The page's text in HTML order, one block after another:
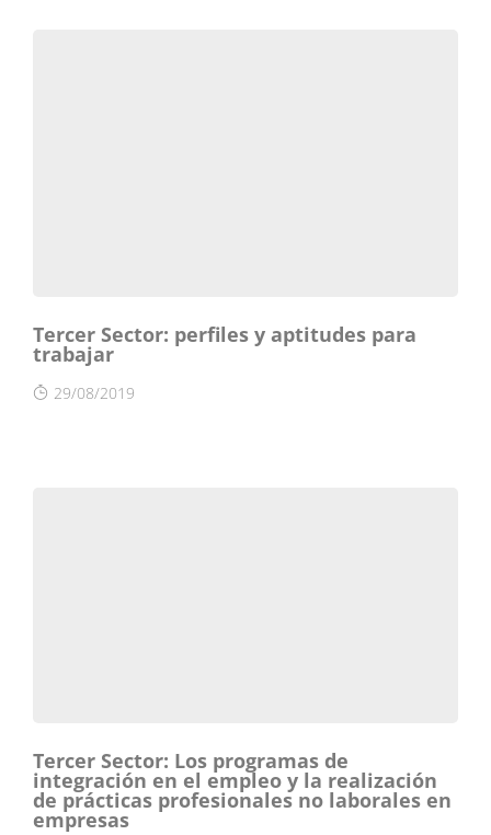
Tercer Sector: perfiles y aptitudes para
trabajar
29/08/2019
Tercer Sector: Los programas de
integración en el empleo y la realización
de prácticas profesionales no laborales en
empresas